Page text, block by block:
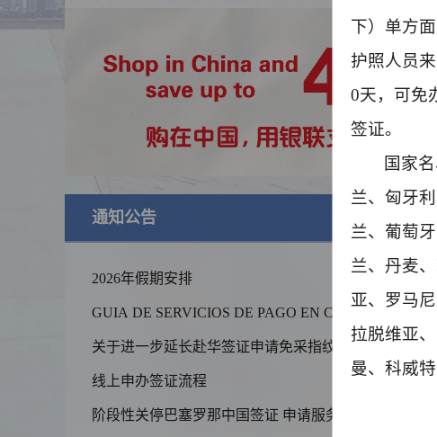
通知公告
2026年假期安排
GUIA DE SERVICIOS DE PAGO EN CHINA 2026-
关于进一步延长赴华签证申请免采指纹政策
线上申办签证流程 2024-
阶段性关停巴塞罗那中国签证 申请服务中心
黄河流域以及
下）单方
护照人员
0天，可免
签证。
国家
兰、匈牙
兰、葡萄
兰、丹麦
亚、罗马
拉脱维亚
曼、科威特